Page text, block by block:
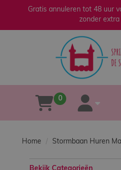
Gratis annuleren tot 48 uur
zonder extra
winkelwagen
0
account
×sluiten
Verkoop
Home Stormbaan Huren